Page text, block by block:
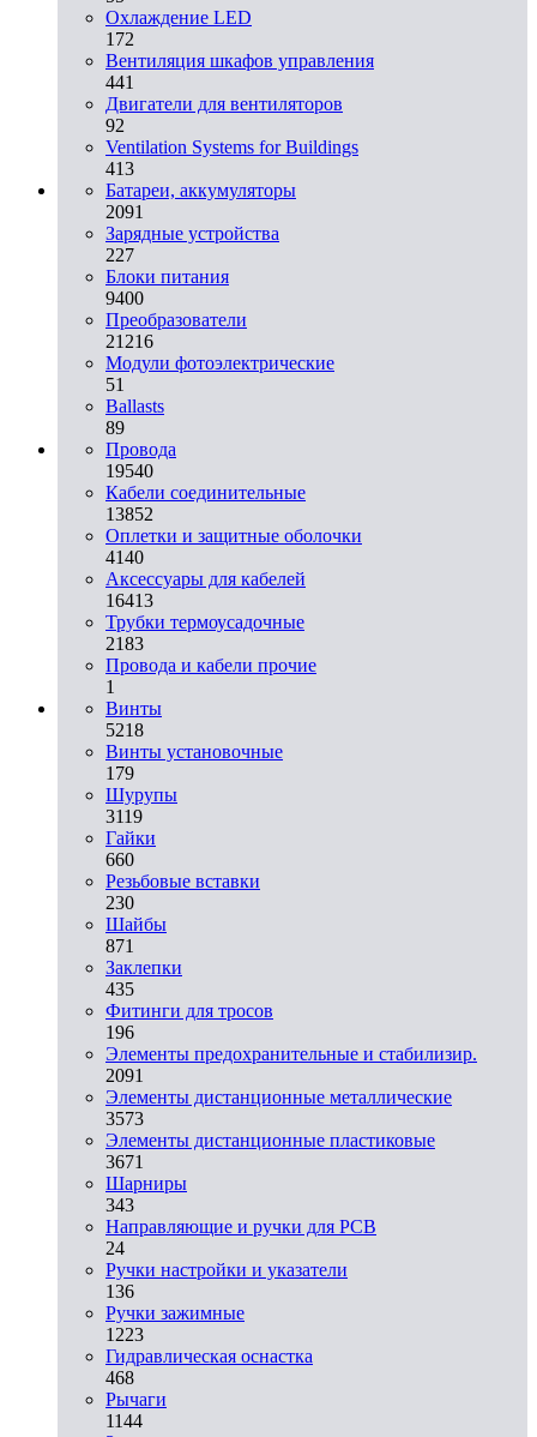
Охлаждение LED
172
Вентиляция шкафов управления
441
Двигатели для вентиляторов
92
Ventilation Systems for Buildings
413
Батареи, аккумуляторы
2091
Зарядные устройства
227
Блоки питания
9400
Преобразователи
21216
Модули фотоэлектрические
51
Ballasts
89
Провода
19540
Кабели соединительные
13852
Оплетки и защитные оболочки
4140
Аксессуары для кабелей
16413
Трубки термоусадочные
2183
Провода и кабели прочие
1
Винты
5218
Винты установочные
179
Шурупы
3119
Гайки
660
Резьбовые вставки
230
Шайбы
871
Заклепки
435
Фитинги для тросов
196
Элементы предохранительные и стабилизир.
2091
Элементы дистанционные металлические
3573
Элементы дистанционные пластиковые
3671
Шарниры
343
Направляющие и ручки для PCB
24
Ручки настройки и указатели
136
Ручки зажимные
1223
Гидравлическая оснастка
468
Рычаги
1144